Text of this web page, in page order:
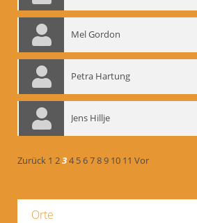
Mel Gordon
Petra Hartung
Jens Hillje
Zurück 1 234 56789 10 11 Vor
Orte